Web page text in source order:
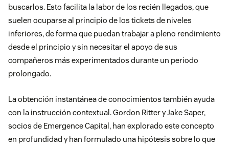
buscarlos. Esto facilita la labor de los recién llegados, que
suelen ocuparse al principio de los tickets de niveles
inferiores, de forma que puedan trabajar a pleno rendimiento
desde el principio y sin necesitar el apoyo de sus
compañeros más experimentados durante un periodo
prolongado.
La obtención instantánea de conocimientos también ayuda
con la instrucción contextual. Gordon Ritter y Jake Saper,
socios de Emergence Capital, han explorado este concepto
en profundidad y han formulado una hipótesis sobre lo que